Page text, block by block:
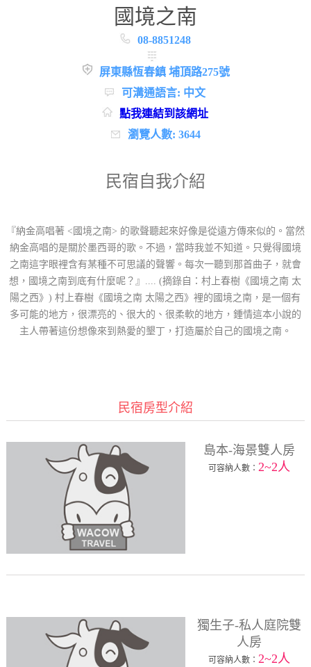
國境之南
08-8851248
屏東縣恆春鎮 埔頂路275號
可溝通語言: 中文
點我連結到該網址
瀏覽人數: 3644
民宿自我介紹
『納金高唱著 <國境之南> 的歌聲聽起來好像是從遠方傳來似的。當然
納金高唱的是關於墨西哥的歌。不過，當時我並不知道。只覺得國境
之南這字眼裡含有某種不可思議的聲響。每次一聽到那首曲子，就會
想，國境之南到底有什麼呢？』.... (摘錄自：村上春樹《國境之南 太
陽之西》) 村上春樹《國境之南 太陽之西》裡的國境之南，是一個有
多可能的地方，很漂亮的、很大的、很柔軟的地方，鍾情這本小說的
主人帶著這份想像來到熱愛的墾丁，打造屬於自己的國境之南。
民宿房型介紹
島本-海景雙人房
可容納人數： 2~2人
獨生子-私人庭院雙
人房
可容納人數：2~2人